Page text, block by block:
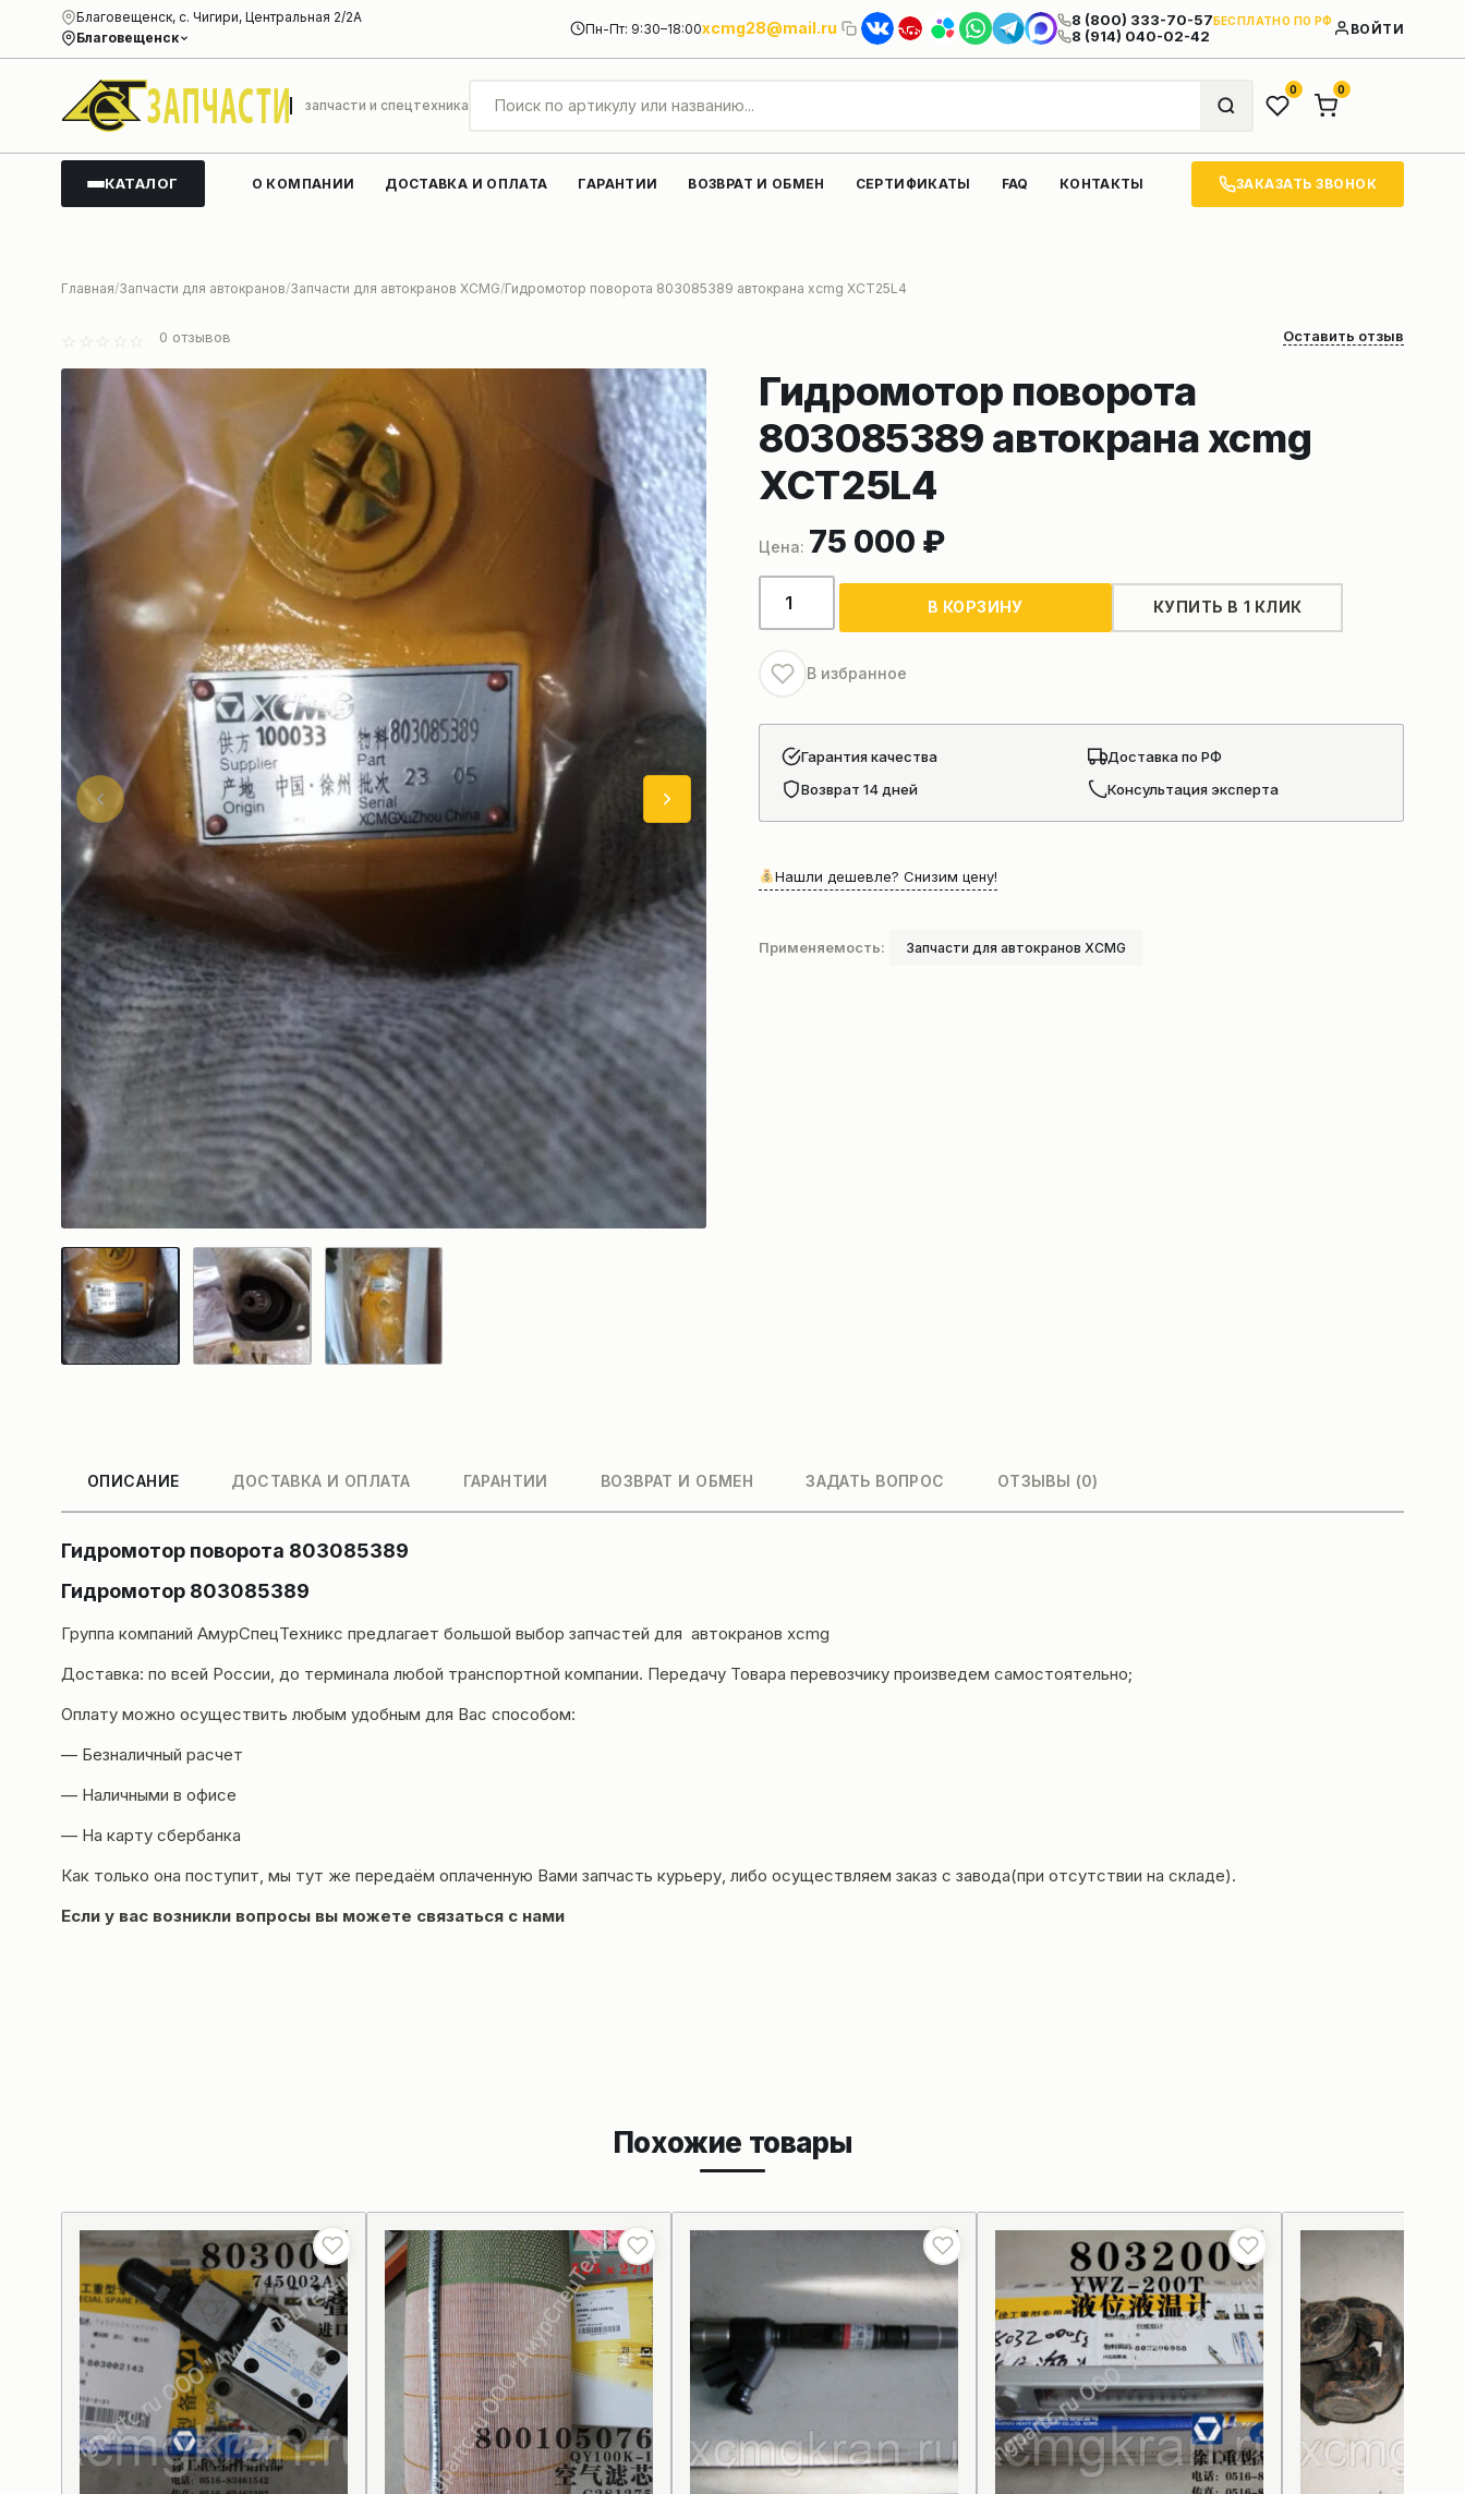
Благовещенск
Благовещенск, с. Чигири, Центральная 2/2А
Пн-Пт: 9:30–18:00xcmg28@mail.ru 8 (800) 333-70-57БЕСПЛАТНО ПО РФ
8 (914) 040-02-42 ВОЙТИ
запчасти и спецтехника
0 0
КАТАЛОГ О КОМПАНИИ ДОСТАВКА И ОПЛАТА ГАРАНТИИ ВОЗВРАТ И ОБМЕН СЕРТИФИКАТЫ FAQ КОНТАКТЫ ЗАКАЗАТЬ ЗВОНОК
Главная Запчасти для автокранов Запчасти для автокранов XCMG Гидромотор поворота 803085389 автокрана xcmg XCT25L4
0 отзывов Оставить отзыв
Гидромотор поворота
803085389 автокрана xcmg
XCT25L4
75 000 ₽
Количество
товара
поворота
803085389
автокрана
xcmg
XCT25L4
В КОРЗИНУ КУПИТЬ В 1 КЛИК
В избранное
Гарантия качества
Доставка по РФ
Возврат 14 дней
Консультация эксперта
Нашли дешевле? Снизим цену!
Применяемость: Запчасти для автокранов XCMG
ОПИСАНИЕ ДОСТАВКА И ОПЛАТА ГАРАНТИИ ВОЗВРАТ И ОБМЕН ЗАДАТЬ ВОПРОС ОТЗЫВЫ (0)
Гидромотор поворота 803085389
Гидромотор 803085389
Группа компаний АмурСпецТехникс предлагает большой выбор запчастей для автокранов xcmg
Доставка: по всей России, до терминала любой транспортной компании. Передачу Товара перевозчику произведем самостоятельно;
Оплату можно осуществить любым удобным для Вас способом:
— Безналичный расчет
— Наличными в офисе
— На карту сбербанка
Как только она поступит, мы тут же передаём оплаченную Вами запчасть курьеру, либо осуществляем заказ с завода(при отсутствии на складе).
Если у вас возникли вопросы вы можете связаться с нами
Похожие товары